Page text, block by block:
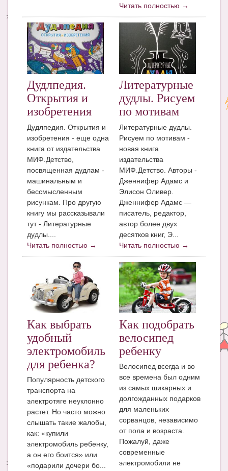
Читать полностью →
Дудлпедия.
Открытия и
изобретения
Дудлпедия. Открытия и
изобретения - еще одна
книга от издательства
МИФ.Детство,
посвященная дудлам -
машинальным и
бессмысленным
рисункам. Про другую
книгу мы рассказывали
тут - Литературные
дудлы....
Читать полностью →
Литературные
дудлы. Рисуем
по мотивам
Литературные дудлы.
Рисуем по мотивам -
новая книга
издательства
МИФ.Детство. Авторы -
Дженнифер Адамс и
Элисон Оливер.
Дженнифер Адамс —
писатель, редактор,
автор более двух
десятков книг, Э...
Читать полностью →
Как выбрать
удобный
электромобиль
для ребенка?
Популярность детского
транспорта на
электротяге неуклонно
растет. Но часто можно
слышать такие жалобы,
как: «купили
электромобиль ребенку,
а он его боится» или
«подарили дочери бо...
Как подобрать
велосипед
ребенку
Велосипед всегда и во
все времена был одним
из самых шикарных и
долгожданных подарков
для маленьких
сорванцов, независимо
от пола и возраста.
Пожалуй, даже
современные
электромобили не